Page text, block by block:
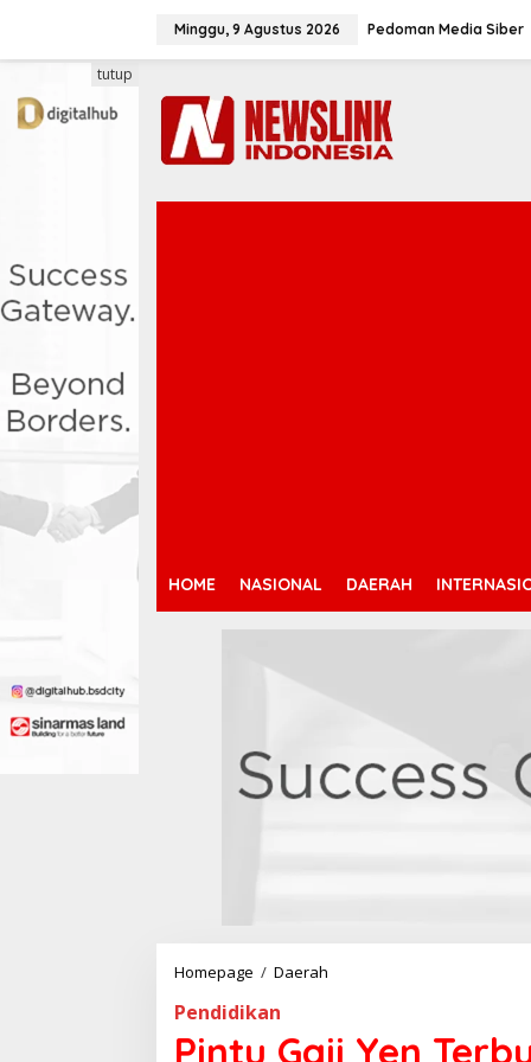
Minggu, 9 Agustus 2026 Pedoman Media Siber
HOME NASIONAL DAERAH
tutup
Homepage / Daerah
t
Pendidikan
Pintu Gaji Yen